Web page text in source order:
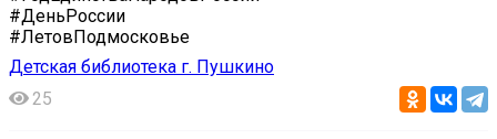
#ДеньРоссии
#ЛетовПодмосковье
Детская библиотека г. Пушкино
25